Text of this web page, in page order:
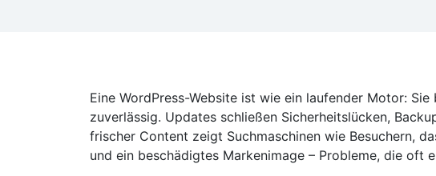
Eine WordPress-Website ist wie ein laufender Motor:
zuverlässig. Updates schließen Sicherheitslücken,
frischer Content zeigt Suchmaschinen wie Besuchern,
und ein beschädigtes Marken­image – Probleme, die oft